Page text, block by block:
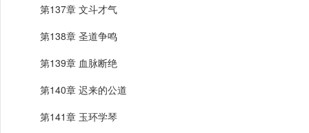
第137章 文斗才气
第138章 圣道争鸣
第139章 血脉断绝
第140章 迟来的公道
第141章 玉环学琴